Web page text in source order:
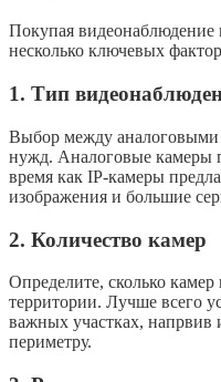
Покупая
несколько ключевых
1. Тип
Выбор между аналоговыми
нужд. Аналоговые камеры
время как IP-камеры
изображения и большие
2. Количество камер
Определите, сколько
территории. Лучше всего
важных участках, напрвив
периметру.